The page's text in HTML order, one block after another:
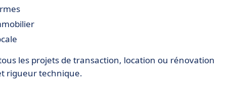
les projets de transaction, location ou rénovation
rigueur technique.